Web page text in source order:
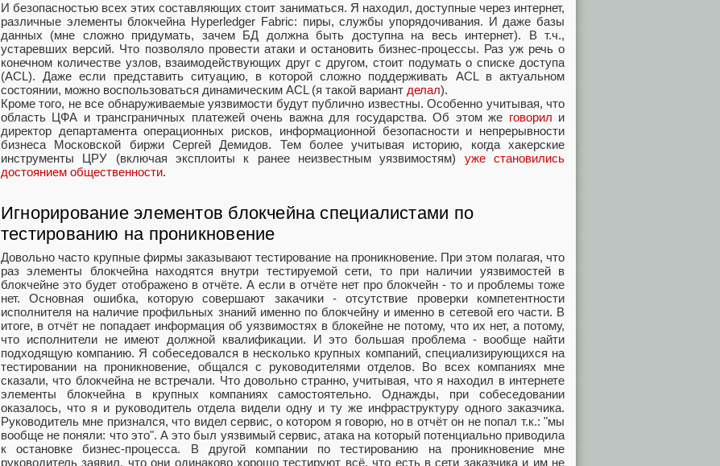
И безопасностью всех этих составляющих стоит заниматься. Я находил, доступные через интернет,
различные элементы блокчейна Hyperledger Fabric: пиры, службы упорядочивания. И даже базы
данных (мне сложно придумать, зачем БД должна быть доступна на весь интернет). В т.ч.,
устаревших версий. Что позволяло провести атаки и остановить бизнес-процессы. Раз уж речь о
конечном количестве узлов, взаимодействующих друг с другом, стоит подумать о списке доступа
(ACL). Даже если представить ситуацию, в которой сложно поддерживать ACL в актуальном
состоянии, можно воспользоваться динамическим ACL (я такой вариант делал).
Кроме того, не все обнаруживаемые уязвимости будут публично известны. Особенно учитывая, что
область ЦФА и трансграничных платежей очень важна для государства. Об этом же говорил и
директор департамента операционных рисков, информационной безопасности и непрерывности
бизнеса Московской биржи Сергей Демидов. Тем более учитывая историю, когда хакерские
инструменты ЦРУ (включая эксплоиты к ранее неизвестным уязвимостям) уже становились
достоянием общественности.
Игнорирование элементов блокчейна специалистами по
тестированию на проникновение
Довольно часто крупные фирмы заказывают тестирование на проникновение. При этом полагая, что
раз элементы блокчейна находятся внутри тестируемой сети, то при наличии уязвимостей в
блокчейне это будет отображено в отчёте. А если в отчёте нет про блокчейн - то и проблемы тоже
нет. Основная ошибка, которую совершают закачики - отсутствие проверки компетентности
исполнителя на наличие профильных знаний именно по блокчейну и именно в сетевой его части. В
итоге, в отчёт не попадает информация об уязвимостях в блокейне не потому, что их нет, а потому,
что исполнители не имеют должной квалификации. И это большая проблема - вообще найти
подходящую компанию. Я собеседовался в несколько крупных компаний, специализирующихся на
тестировании на проникновение, общался с руководителями отделов. Во всех компаниях мне
сказали, что блокчейна не встречали. Что довольно странно, учитывая, что я находил в интернете
элементы блокчейна в крупных компаниях самостоятельно. Однажды, при собеседовании
оказалось, что я и руководитель отдела видели одну и ту же инфраструктуру одного заказчика.
Руководитель мне признался, что видел сервис, о котором я говорю, но в отчёт он не попал т.к.: "мы
вообще не поняли: что это". А это был уязвимый сервис, атака на который потенциально приводила
к остановке бизнес-процесса. В другой компании по тестированию на проникновение мне
руководитель заявил, что они одинаково хорошо тестируют всё, что есть в сети заказчика и им не